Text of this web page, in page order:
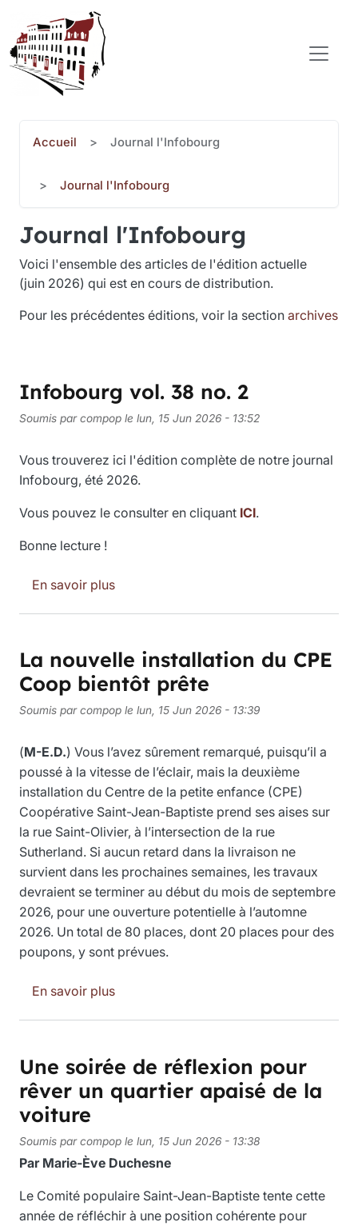
Aller au contenu principal
COMITÉ POPULAIRE SAINT-JEAN-BAPTISTE
Accueil Journal l'Infobourg
Journal l'Infobourg
Journal l'Infobourg
Voici l'ensemble des articles de l'édition actuelle
(juin 2026) qui est en cours de distribution.
Pour les précédentes éditions, voir la section archives
Infobourg vol. 38 no. 2
Soumis parcompop le lun, 15 Jun 2026 - 13:52
Vous trouverez ici l'édition complète de notre journal
Infobourg, été 2026.
Vous pouvez le consulter en cliquant ICI.
Bonne lecture !
En savoir plussur Infobourg vol. 38 no. 2
La nouvelle installation du CPE
Coop bientôt prête
Soumis parcompop le lun, 15 Jun 2026 - 13:39
(M-E.D.) Vous l’avez sûrement remarqué, puisqu’il a
poussé à la vitesse de l’éclair, mais la deuxième
installation du Centre de la petite enfance (CPE)
Coopérative Saint-Jean-Baptiste prend ses aises sur
la rue Saint-Olivier, à l’intersection de la rue
Sutherland. Si aucun retard dans la livraison ne
survient dans les prochaines semaines, les travaux
devraient se terminer au début du mois de septembre
2026, pour une ouverture potentielle à l’automne
2026. Un total de 80 places, dont 20 places pour des
poupons, y sont prévues.
En savoir plussur La nouvelle installation du CPE
Une soirée de réflexion pour
rêver un quartier apaisé de la
voiture
Soumis parcompop le lun, 15 Jun 2026 - 13:38
Par Marie-Ève Duchesne
Le Comité populaire Saint-Jean-Baptiste tente cette
année de réfléchir à une position cohérente pour